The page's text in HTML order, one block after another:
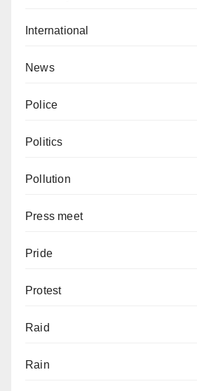
International
News
Police
Politics
Pollution
Press meet
Pride
Protest
Raid
Rain